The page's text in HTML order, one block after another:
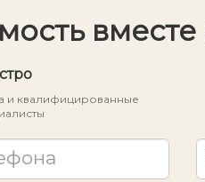
вместе
и квалифицированные